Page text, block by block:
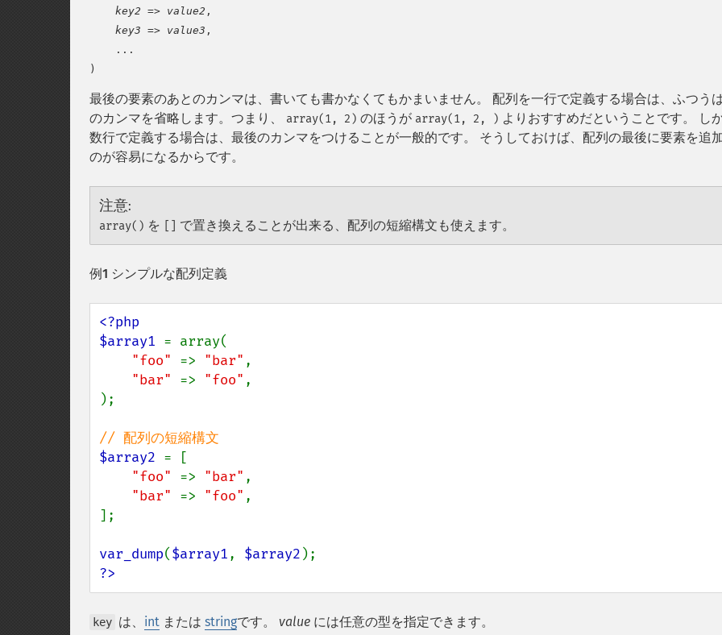
key2 => value2 ,
key3 => value3 ,
)
最後の要素のあとのカンマは、書いても書かなくてもかまいません。 配列を一行で定義する場合は、ふつう
のカンマを省略します。つまり、
array(1, 2) のほうが array(1, 2, ) よりおすすめだということです。 し
数行で定義する場合は、最後のカンマをつけることが一般的です。 そうしておけば、配列の最後に要素を追
のが容易になるからです。
注意:
array() を で置き換えることが出来る、配列の短縮構文も使えます。
例1 シンプルな配列定義
<?php
$array1 = array(
"foo" => "bar" ,
"bar" => "foo" ,
);
$array2 = [
"foo" => "bar" ,
"bar" => "foo" ,
];
var_dump($array1, $array2
?>
key は、 int または stringです。 value には任意の型を指定できます。